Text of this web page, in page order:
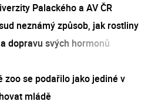
Palackého a AV ČR
neznámý způsob, jak rostliny
dopravu svých hormonů
zoo se podařilo jako jediné v
mládě